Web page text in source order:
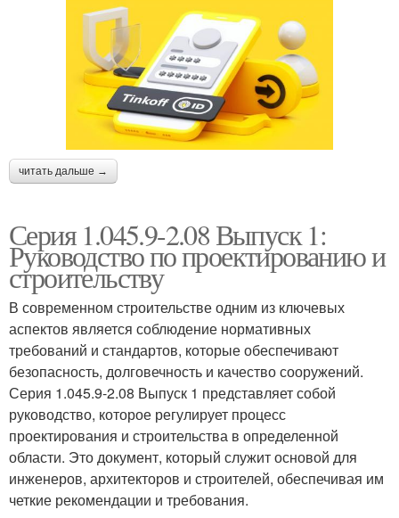
читать дальше →
Серия 1.045.9-2.08 Выпуск 1:
Руководство по проектированию и
строительству
В современном строительстве одним из ключевых
аспектов является соблюдение нормативных
требований и стандартов, которые обеспечивают
безопасность, долговечность и качество сооружений.
Серия 1.045.9-2.08 Выпуск 1 представляет собой
руководство, которое регулирует процесс
проектирования и строительства в определенной
области. Это документ, который служит основой для
инженеров, архитекторов и строителей, обеспечивая им
четкие рекомендации и требования.